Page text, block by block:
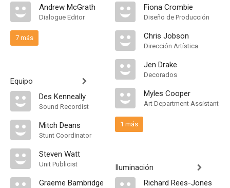
Andrew McGrath
Dialogue Editor
7 más
Equipo
Des Kenneally
Sound Recordist
Mitch Deans
Stunt Coordinator
Steven Watt
Unit Publicist
Graeme Bambridge
Fiona Crombie
Diseño de Producción
Chris Jobson
Dirección Artística
Jen Drake
Decorados
Myles Cooper
Art Department Assistant
1 más
Iluminación
Richard Rees-Jones